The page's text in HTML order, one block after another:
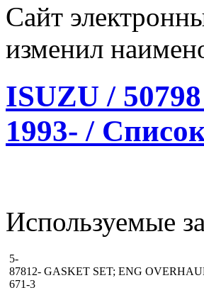
Сайт
изменил
ISUZU /
1993- /
Используемые
5-
87812-
671-3
GASKET SET; ENG